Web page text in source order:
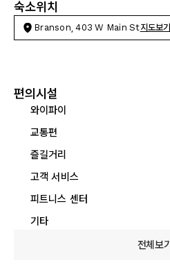
숙소위치
Branson, 403 W Main St지도보기
편의시설
와이파이
교통편
즐길거리
고객 서비스
피트니스 센터
기타
전체보기